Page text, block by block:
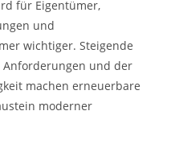
für Eigentümer,
und
wichtiger. Steigende
Anforderungen und der
machen erneuerbare
moderner